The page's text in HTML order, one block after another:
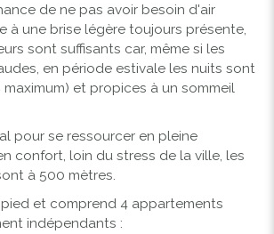
de ne pas avoir besoin d'air
à une brise légère toujours présente,
sont suffisants car, même si les
en période estivale les nuits sont
maximum) et propices à un sommeil
pour se ressourcer en pleine
confort, loin du stress de la ville, les
à 500 mètres.
et comprend 4 appartements
indépendants :